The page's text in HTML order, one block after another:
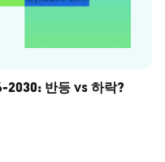
2030: 반등 vs 하락?